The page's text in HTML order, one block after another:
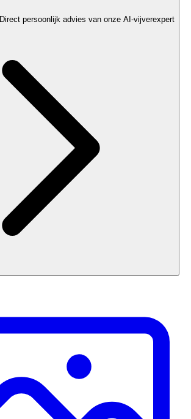
Direct persoonlijk advies van onze AI-vijverexpert